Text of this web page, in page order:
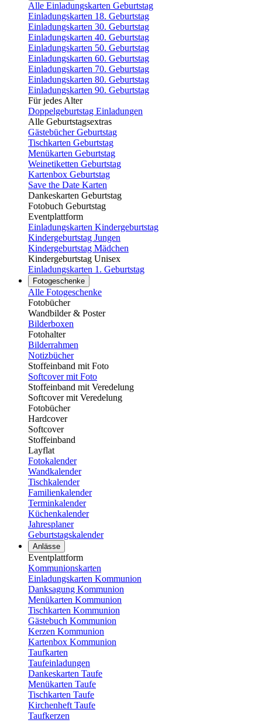
Alle Einladungskarten Geburtstag
Einladungskarten 18. Geburtstag
Einladungskarten 30. Geburtstag
Einladungskarten 40. Geburtstag
Einladungskarten 50. Geburtstag
Einladungskarten 60. Geburtstag
Einladungskarten 70. Geburtstag
Einladungskarten 80. Geburtstag
Einladungskarten 90. Geburtstag
Für jedes Alter
Doppelgeburtstag Einladungen
Alle Geburtstagsextras
Gästebücher Geburtstag
Tischkarten Geburtstag
Menükarten Geburtstag
Weinetiketten Geburtstag
Kartenbox Geburtstag
Save the Date Karten
Dankeskarten Geburtstag
Fotobuch Geburtstag
Eventplattform
Einladungskarten Kindergeburtstag
Kindergeburtstag Jungen
Kindergeburtstag Mädchen
Kindergeburtstag Unisex
Einladungskarten 1. Geburtstag
Fotogeschenke
Alle Fotogeschenke
Fotobücher
Wandbilder & Poster
Bilderboxen
Fotohalter
Bilderrahmen
Notizbücher
Stoffeinband mit Foto
Softcover mit Foto
Stoffeinband mit Veredelung
Softcover mit Veredelung
Fotobücher
Hardcover
Softcover
Stoffeinband
Layflat
Fotokalender
Wandkalender
Tischkalender
Familienkalender
Terminkalender
Küchenkalender
Jahresplaner
Geburtstagskalender
Anlässe
Eventplattform
Kommunionskarten
Einladungskarten Kommunion
Danksagung Kommunion
Menükarten Kommunion
Tischkarten Kommunion
Gästebuch Kommunion
Kerzen Kommunion
Kartenbox Kommunion
Taufkarten
Taufeinladungen
Dankeskarten Taufe
Menükarten Taufe
Tischkarten Taufe
Kirchenheft Taufe
Taufkerzen